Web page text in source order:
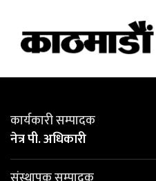
कार्यकारी सम्पादक
नेत्र पी. अधिकारी